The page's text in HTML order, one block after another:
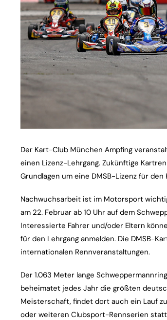
Der Kart-Club München Ampfing
einen Lizenz-Lehrgang. Zukünftige
Grundlagen um eine DMSB-Lizenz für
Nachwuchsarbeit ist im Motorsport
am 22. Februar ab 10 Uhr auf dem
Interessierte Fahrer und/oder Eltern
für den Lehrgang anmelden. Die DMSB-
internationalen Rennveranstaltungen.
Der 1.063 Meter lange
beheimatet jedes Jahr die größten
Meisterschaft, findet dort auch ein Lauf
oder weiteren Clubsport-Rennserien